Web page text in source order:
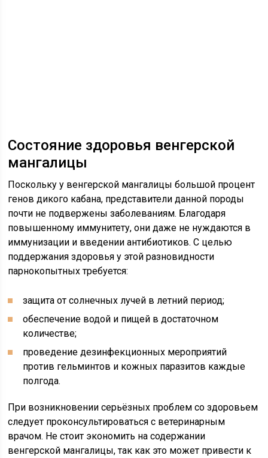
Состояние здоровья венгерской
мангалицы
Поскольку у венгерской мангалицы большой процент
генов дикого кабана, представители данной породы
почти не подвержены заболеваниям. Благодаря
повышенному иммунитету, они даже не нуждаются в
иммунизации и введении антибиотиков. С целью
поддержания здоровья у этой разновидности
парнокопытных требуется:
защита от солнечных лучей в летний период;
обеспечение водой и пищей в достаточном
количестве;
проведение дезинфекционных мероприятий
против гельминтов и кожных паразитов каждые
полгода.
При возникновении серьёзных проблем со здоровьем
следует проконсультироваться с ветеринарным
врачом. Не стоит экономить на содержании
венгерской мангалицы, так как это может привести к